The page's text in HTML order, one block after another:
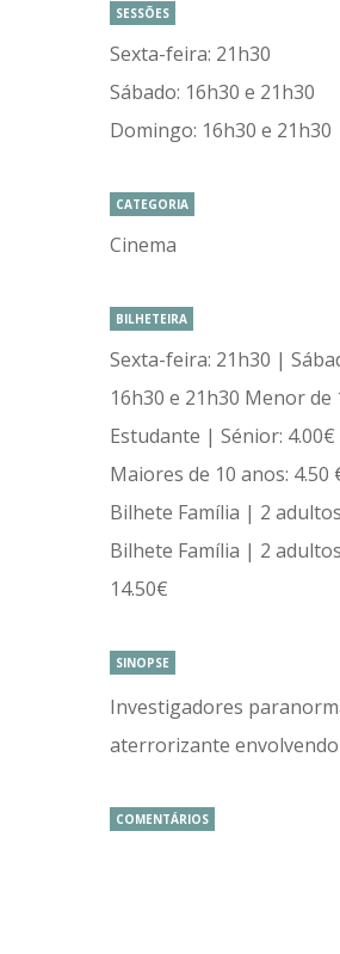
SESSÕES
Sexta-feira: 21h30
Sábado: 16h30 e 21h30
Domingo: 16h30 e 21h30
CATEGORIA
Cinema
BILHETEIRA
Sexta-feira: 21h30 |
16h30 e 21h30 Menor de
Estudante | Sénior: 4.00€
Maiores de 10 anos: 4.50
Bilhete Família | 2
Bilhete Família | 2
14.50€
SINOPSE
Investigadores
aterrorizante
COMENTÁRIOS